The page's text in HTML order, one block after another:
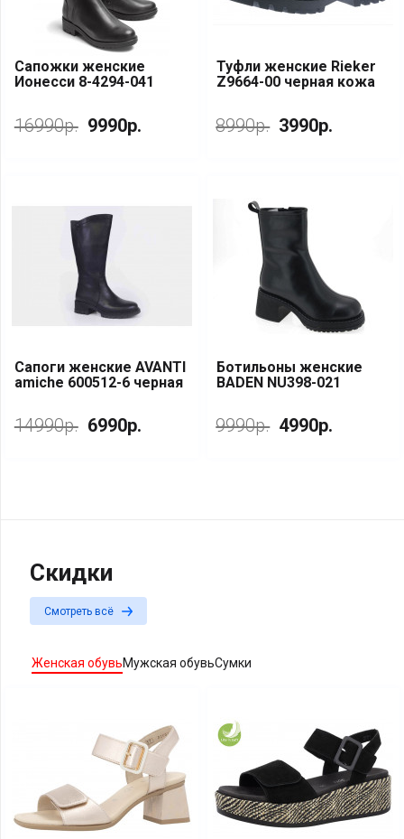
Сапожки женские
Ионесси 8-4294-041
16990р. 9990р.
Туфли женские Rieker
Z9664-00 черная кожа
8990р. 3990р.
Сапоги женские AVANTI
amiche 600512-6 черная
14990р. 6990р.
Ботильоны женские
BADEN NU398-021
9990р. 4990р.
Скидки
Смотреть всё
Женская обувьМужская обувьСумки